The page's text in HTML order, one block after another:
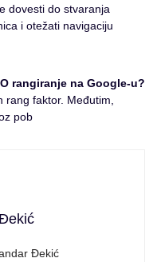
dovesti do stvaranja
i otežati navigaciju
rangiranje na Google-u?
faktor. Međutim,
pob
Đekić